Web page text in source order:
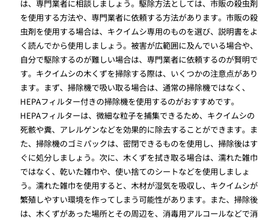
は、専門業者に相談しましょう。駆除方法としては、市販の殺虫剤
を使用する方法や、専門業者に依頼する方法があります。市販の殺
虫剤を使用する場合は、キクイムシ専用のものを選び、説明書をよ
く読んでから使用しましょう。被害が広範囲に及んでいる場合や、
自分で駆除するのが難しい場合は、専門業者に依頼するのが賢明で
す。キクイムシの木くずを掃除する際は、いくつかの注意点があり
ます。まず、掃除機で吸い取る場合は、通常の掃除機ではなく、
HEPAフィルター付きの掃除機を使用するのがおすすめです。
HEPAフィルターは、微細な粒子を捕集できるため、キクイムシの
死骸や糞、アレルゲンなどを効果的に除去することができます。ま
た、掃除機のゴミパックは、密閉できるものを使用し、掃除後はす
ぐに処分しましょう。次に、木くずを拭き取る場合は、濡れた雑巾
ではなく、乾いた雑巾や、使い捨てのシートなどを使用しましょ
う。濡れた雑巾を使用すると、木材が湿気を吸収し、キクイムシが
繁殖しやすい環境を作ってしまう可能性があります。また、掃除後
は、木くずがあった場所とその周辺を、消毒用アルコールなどで消